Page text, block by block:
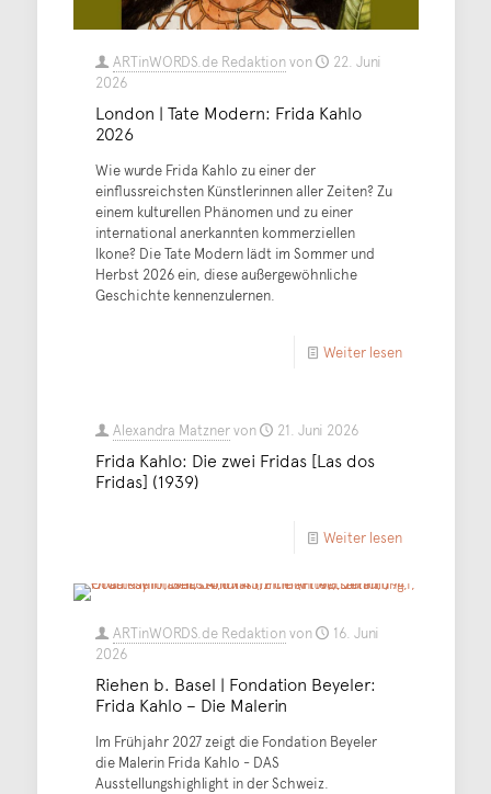
ARTinWORDS.de Redaktionvon
22. Juni
2026
London | Tate Modern: Frida Kahlo
2026
Wie wurde Frida Kahlo zu einer der
einflussreichsten Künstlerinnen aller Zeiten? Zu
einem kulturellen Phänomen und zu einer
international anerkannten kommerziellen
Ikone? Die Tate Modern lädt im Sommer und
Herbst 2026 ein, diese außergewöhnliche
Geschichte kennenzulernen.
Weiter lesen
Alexandra Matznervon 21. Juni 2026
Frida Kahlo: Die zwei Fridas [Las dos
Fridas] (1939)
Weiter lesen
ARTinWORDS.de Redaktionvon
16. Juni
2026
Riehen b. Basel | Fondation Beyeler:
Frida Kahlo – Die Malerin
Im Frühjahr 2027 zeigt die Fondation Beyeler
die Malerin Frida Kahlo - DAS
Ausstellungshighlight in der Schweiz.